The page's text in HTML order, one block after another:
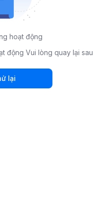
hoạt động
động Vui lòng quay lại sau
lại